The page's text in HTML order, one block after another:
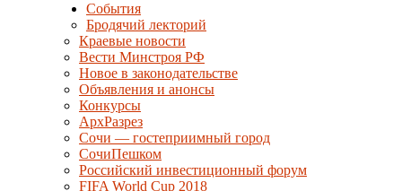
События
Бродячий лекторий
Краевые новости
Вести Минстроя РФ
Новое в законодательстве
Объявления и анонсы
Конкурсы
АрхРазрез
Сочи — гостеприимный город
СочиПешком
Российский инвестиционный форум
FIFA World Cup 2018